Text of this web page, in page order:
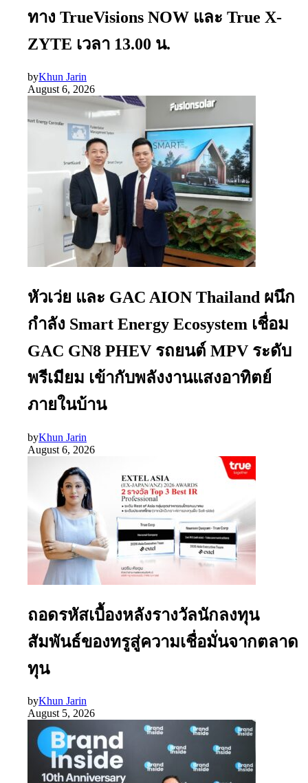
ทาง TrueVisions NOW และ True X-
ZYTE เวลา 13.00 น.
byKhun Jarin
August 6, 2026
หัวเว่ย และ GAC AION Thailand ผนึก
กำลัง Smart Energy Ecosystem เชื่อม
GAC GN8 PHEV รถยนต์ MPV ระดับ
พรีเมียม เข้ากับพลังงานแสงอาทิตย์
ภายในบ้าน
byKhun Jarin
August 6, 2026
ถอดรหัสเบื้องหลังรางวัลนักลงทุน
สัมพันธ์ของทรูสู่ความเชื่อมั่นจากตลาด
ทุน
byKhun Jarin
August 5, 2026